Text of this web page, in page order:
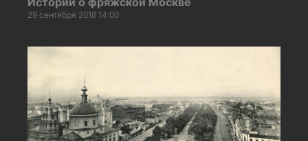
29 сентября 2018 14:00